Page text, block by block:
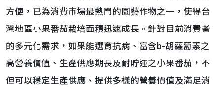
方便，已為消費市場最熱門的園藝作物之一，使得台
灣地區小果番茄栽培面積迅速成長。針對目前消費者
的多元化需求，如果能選育抗病、富含b-胡蘿蔔素之
高營養價值、生產供應期長及耐貯運之小果番茄，不
但可以穩定生產供應、提供多樣的營養價值及滿足消